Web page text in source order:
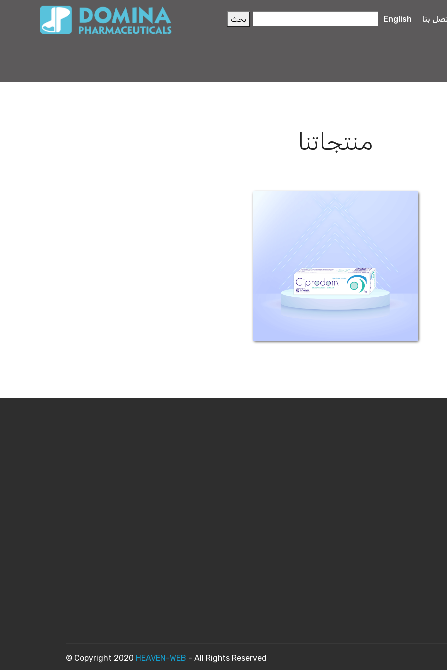
English بنا
منتجاتنا
سيبرودوم
سيبروفلوكساسين هيدروكلورايد
مونوهيدرات مايعادل 3ملغ
سيبروفلوكساسين. الاستطبابات:
البالغين...
© Copyright 2020 HEAVEN-WEB - All Rights Reserved